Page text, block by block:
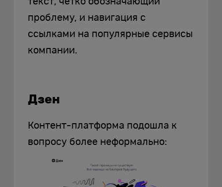
проблему, и навигация с
ссылками на популярные сервисы
компании.
Дзен
Контент-платформа подошла к
вопросу более неформально: